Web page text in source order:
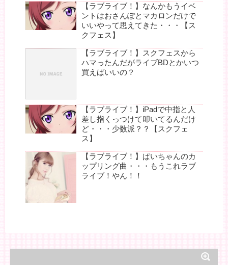
【ラブライブ！】なんかもうイベ
ントはおさんぽとマカロンだけで
いいやって思えてきた・・・【ス
クフェス】
【ラブライブ！】スクフェスから
ハマったんだがライブBDとかいつ
買えばいいの？
【ラブライブ！】iPadで中指と人
差し指くっつけて叩いてるんだけ
ど・・・少数派？？【スクフェ
ス】
【ラブライブ！】ぱいちゃんのカ
ップリング曲・・・もうこれラブ
ライブ！やん！！